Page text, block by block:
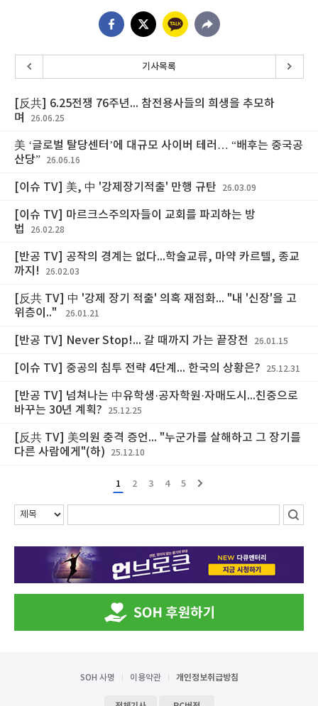
기사목록
[反共] 6.25전쟁 76주년... 참전용사들의 희생을 추모하
며
26.06.25
美 ‘글로벌 탈당센터’에 대규모 사이버 테러… “배후는 중국공
산당”
26.06.16
[이슈 TV] 美, 中 '강제장기적출' 만행 규탄 26.03.09
[이슈 TV] 마르크스주의자들이 교회를 파괴하는 방
법
26.02.28
[반공 TV] 공작의 경계는 없다...학술교류, 마약 카르텔, 종교
까지!
26.02.03
[反共 TV] 中 '강제 장기 적출' 의혹 재점화... "내 '신장'을 고
위층이.."
26.01.21
[반공 TV] Never Stop!... 갈 때까지 가는 끝장전 26.01.15
[이슈 TV] 중공의 침투 전략 4단계... 한국의 상황은? 25.12.31
[반공 TV] 넘쳐나는 中유학생·공자학원·자매도시...친중으로
바꾸는 30년 계획?
25.12.25
[反共 TV] 美의원 충격 증언... "누군가를 살해하고 그 장기를
다른 사람에게"(하)
25.12.10
1 2 3 4 5
SOH 사명 이용약관 개인정보취급방침